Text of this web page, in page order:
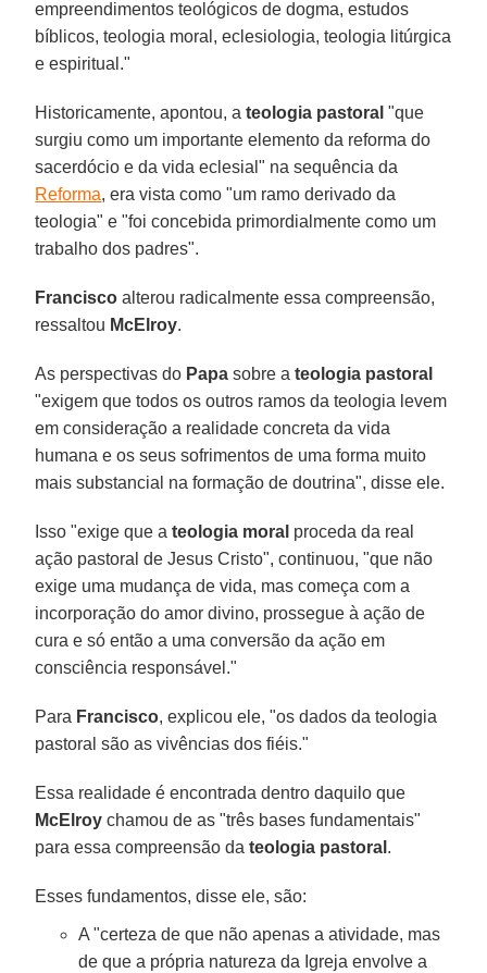
empreendimentos teológicos de dogma, estudos
bíblicos, teologia moral, eclesiologia, teologia litúrgica
e espiritual."
Historicamente, apontou, ateologia pastoral "que
surgiu como um importante elemento da reforma do
sacerdócio e da vida eclesial" na sequência da
Reforma, era vista como "um ramo derivado da
teologia" e "foi concebida primordialmente como um
trabalho dos padres".
Francisco alterou radicalmente essa compreensão,
ressaltou McElroy.
As perspectivas do Papa sobre ateologia pastoral
"exigem que todos os outros ramos da teologia levem
em consideração a realidade concreta da vida
humana e os seus sofrimentos de uma forma muito
mais substancial na formação de doutrina", disse ele.
Isso "exige que ateologia moral proceda da real
ação pastoral de Jesus Cristo", continuou, "que não
exige uma mudança de vida, mas começa com a
incorporação do amor divino, prossegue à ação de
cura e só então a uma conversão da ação em
consciência responsável."
Para Francisco, explicou ele, "os dados da teologia
pastoral são as vivências dos fiéis."
Essa realidade é encontrada dentro daquilo que
McElroy chamou de as "três bases fundamentais"
para essa compreensão dateologia pastoral .
Esses fundamentos, disse ele, são:
A "certeza de que não apenas a atividade, mas
de que a própria natureza da Igreja envolve a